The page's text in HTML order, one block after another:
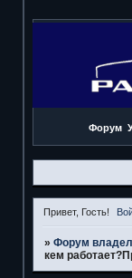
Форум
Привет, Гость!
» Форум
кем